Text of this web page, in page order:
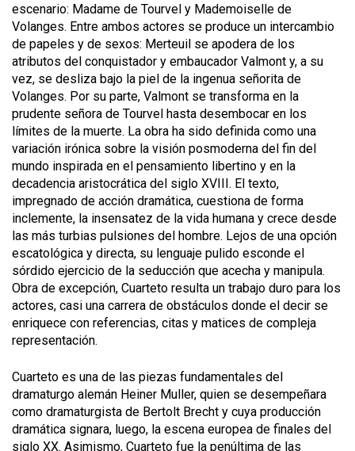
escenario: Madame de Tourvel y Mademoiselle de
Volanges. Entre ambos actores se produce un intercambio
de papeles y de sexos: Merteuil se apodera de los
atributos del conquistador y embaucador Valmont y, a su
vez, se desliza bajo la piel de la ingenua señorita de
Volanges. Por su parte, Valmont se transforma en la
prudente señora de Tourvel hasta desembocar en los
límites de la muerte. La obra ha sido definida como una
variación irónica sobre la visión posmoderna del fin del
mundo inspirada en el pensamiento libertino y en la
decadencia aristocrática del siglo XVIII. El texto,
impregnado de acción dramática, cuestiona de forma
inclemente, la insensatez de la vida humana y crece desde
las más turbias pulsiones del hombre. Lejos de una opción
escatológica y directa, su lenguaje pulido esconde el
sórdido ejercicio de la seducción que acecha y manipula.
Obra de excepción, Cuarteto resulta un trabajo duro para los
actores, casi una carrera de obstáculos donde el decir se
enriquece con referencias, citas y matices de compleja
representación.
Cuarteto es una de las piezas fundamentales del
dramaturgo alemán Heiner Muller, quien se desempeñara
como dramaturgista de Bertolt Brecht y cuya producción
dramática signara, luego, la escena europea de finales del
siglo XX. Asimismo, Cuarteto fue la penúltima de las